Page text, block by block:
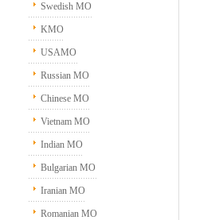
Swedish MO
KMO
USAMO
Russian MO
Chinese MO
Vietnam MO
Indian MO
Bulgarian MO
Iranian MO
Romanian MO